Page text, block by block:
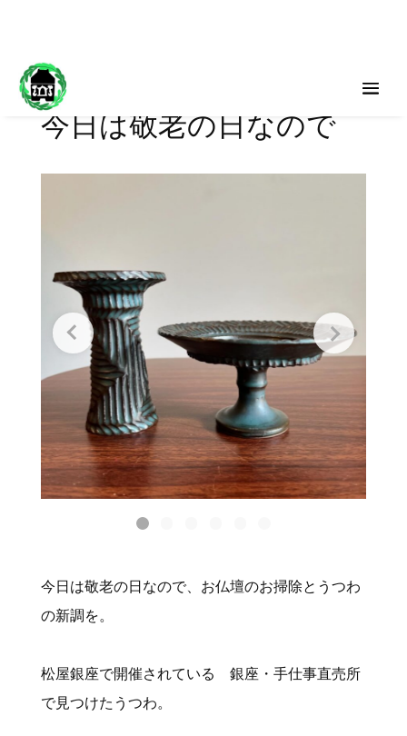
今日は敬老の日なので
今日は敬老の日なので、お仏壇のお掃除とうつわ
の新調を。
松屋銀座で開催されている 銀座・手仕事直売所
で見つけたうつわ。